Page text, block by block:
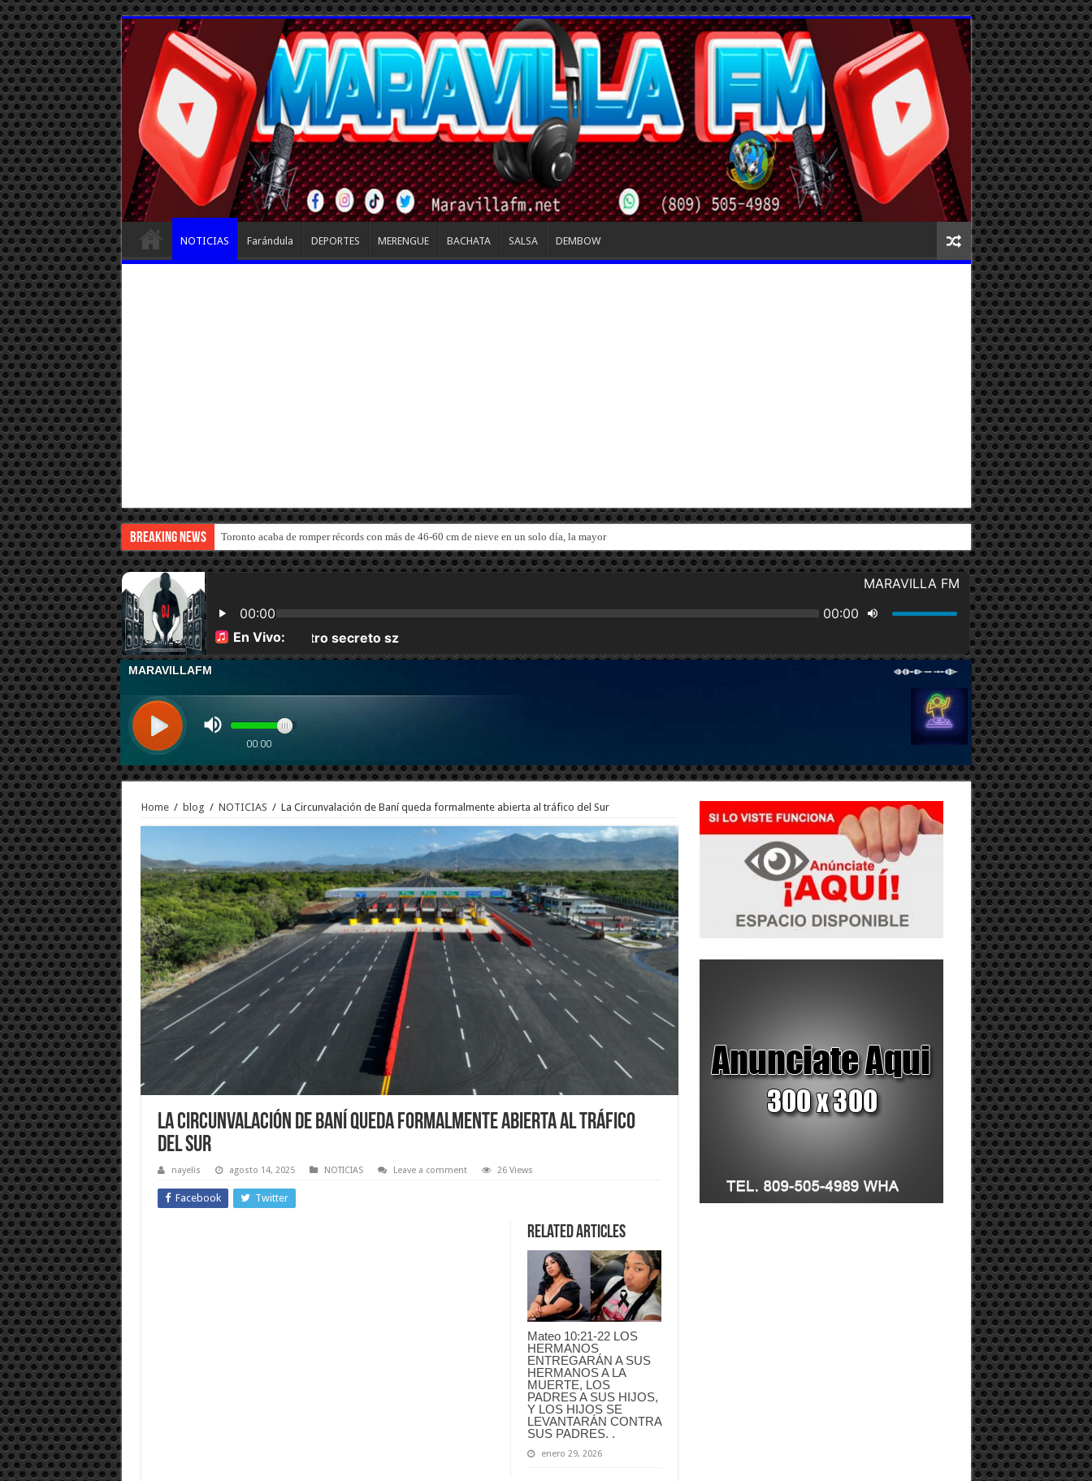
NOTICIAS Farándula DEPORTES MERENGUE BACHATA SALSA DEMBOW
Breaking News
Home / blog / NOTICIAS / La Circunvalación de Baní queda formalmente abierta al tráfico del Sur
La Circunvalación de Baní queda formalmente abierta al tráfico
del Sur
nayelis agosto 14, 2025 NOTICIAS Leave a comment 26 Views
Facebook Twitter
Related Articles
Mateo 10:21-22 LOS
HERMANOS
ENTREGARÁN A SUS
HERMANOS A LA
MUERTE, LOS
PADRES A SUS HIJOS,
Y LOS HIJOS SE
LEVANTARÁN CONTRA
SUS PADRES. .
enero 29, 2026